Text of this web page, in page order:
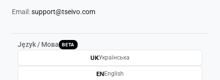
Email:support@tseivo.com
Język / Мова BETA
UKУкраїнська
ENEnglish